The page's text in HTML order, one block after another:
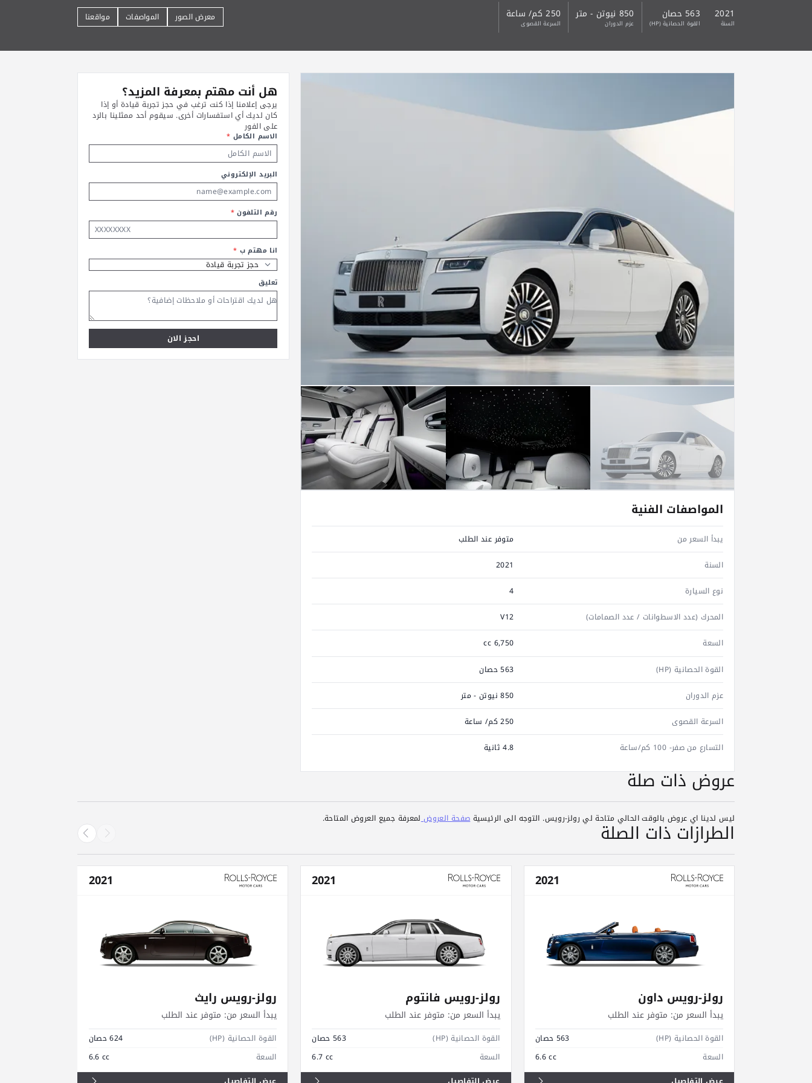
2021
السنة
563 حصان
القوة الحصانية (HP)
850 نيوتن - متر
عزم الدوران
250 كم/ ساعة
السرعة القصوى معرض الصور المواصفات مواقعنا
المواصفات الفنية
يبدأ السعر من
متوفر عند الطلب
السنة
2021
نوع السيارة
4
المحرك (عدد الاسطوانات / عدد الصمامات)
V12
السعة
6,750 cc
القوة الحصانية (HP)
563 حصان
عزم الدوران
850 نيوتن - متر
السرعة القصوى
250 كم/ ساعة
التسارع من صفر- 100 كم/ساعة
4.8 ثانية
هل أنت مهتم بمعرفة المزيد؟
يرجى إعلامنا إذا كنت ترغب في حجز تجربة قيادة أو إذا
كان لديك أي استفسارات أخرى. سيقوم أحد ممثلينا بالرد
على الفور
الاسم الكامل *
البريد الإلكتروني
رقم التلفون*
انا مهتم ب *
تعليق
احجز الان
عروض ذات صلة
ليس لدينا اي عروض بالوقت الحالي متاحة لي رولز-رويس. التوجه الى الرئيسيةصفحة العروضلمعرفة جميع العروض المتاحة. الطرازات ذات الصلة
2021
رولز-رويس داون
يبدأ السعر من: متوفر عند الطلب
القوة الحصانية (HP)
563 حصان
السعة
6.6 cc
2021
رولز-رويس فانتوم
يبدأ السعر من: متوفر عند الطلب
القوة الحصانية (HP)
563 حصان
السعة
6.7 cc
2021
رولز-رويس رايث
يبدأ السعر من: متوفر عند الطلب
القوة الحصانية (HP)
624 حصان
السعة
6.6 cc